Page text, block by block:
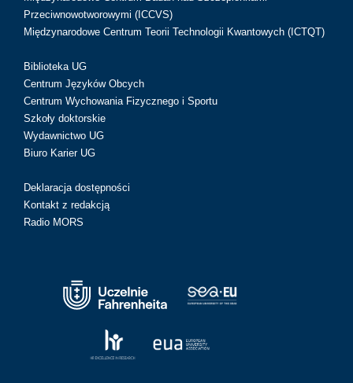
Przeciwnowotworowymi (ICCVS)
Międzynarodowe Centrum Teorii Technologii Kwantowych (ICTQT)
Biblioteka UG
Centrum Języków Obcych
Centrum Wychowania Fizycznego i Sportu
Szkoły doktorskie
Wydawnictwo UG
Biuro Karier UG
Deklaracja dostępności
Kontakt z redakcją
Radio MORS